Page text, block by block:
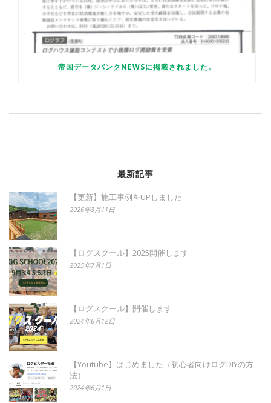
帝国データバンクNEWSに掲載されました。
最新記事
【更新】施工事例をUPしました
2026年3月11日
【ログスクール】2025開催します
2025年7月1日
【ログスクール】開催します
2024年6月12日
【Youtube】はじめました（初心者向けログDIYの方
法）
2024年6月1日